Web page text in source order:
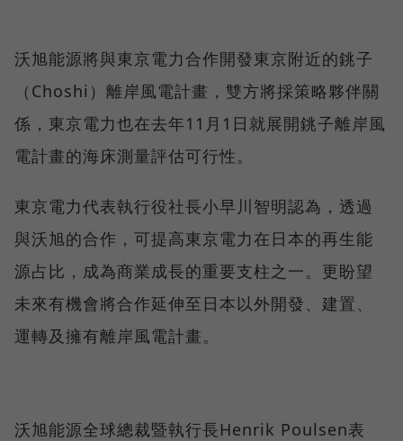
沃旭能源將與東京電力合作開發東京附近的銚子
（Choshi）離岸風電計畫，雙方將採策略夥伴關
係，東京電力也在去年11月1日就展開銚子離岸風
電計畫的海床測量評估可行性。
東京電力代表執行役社長小早川智明認為，透過
與沃旭的合作，可提高東京電力在日本的再生能
源占比，成為商業成長的重要支柱之一。更盼望
未來有機會將合作延伸至日本以外開發、建置、
運轉及擁有離岸風電計畫。
沃旭能源全球總裁暨執行長Henrik Poulsen表